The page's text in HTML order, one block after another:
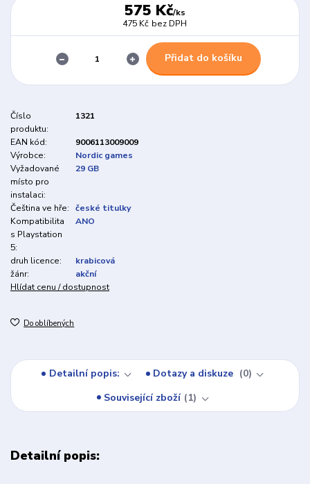
575 Kč/ks
475 Kč bez DPH
Přidat do košíku
Číslo
produktu:
1321
EAN kód:
9006113009009
Výrobce:
Nordic games
Vyžadované
místo pro
instalaci:
29 GB
Čeština ve hře:
české titulky
Kompatibilita
s Playstation
5:
ANO
druh licence:
krabicová
žánr:
akční
Hlídat cenu / dostupnost
Do oblíbených
Detailní popis: Dotazy a diskuze
0
Související zboží
1
Detailní popis: